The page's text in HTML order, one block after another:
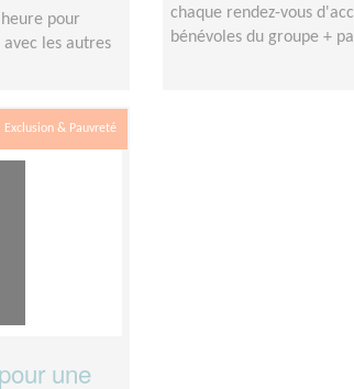
pour
les autres
chaque rendez-vous
bénévoles du groupe +
Exclusion & Pauvreté
une